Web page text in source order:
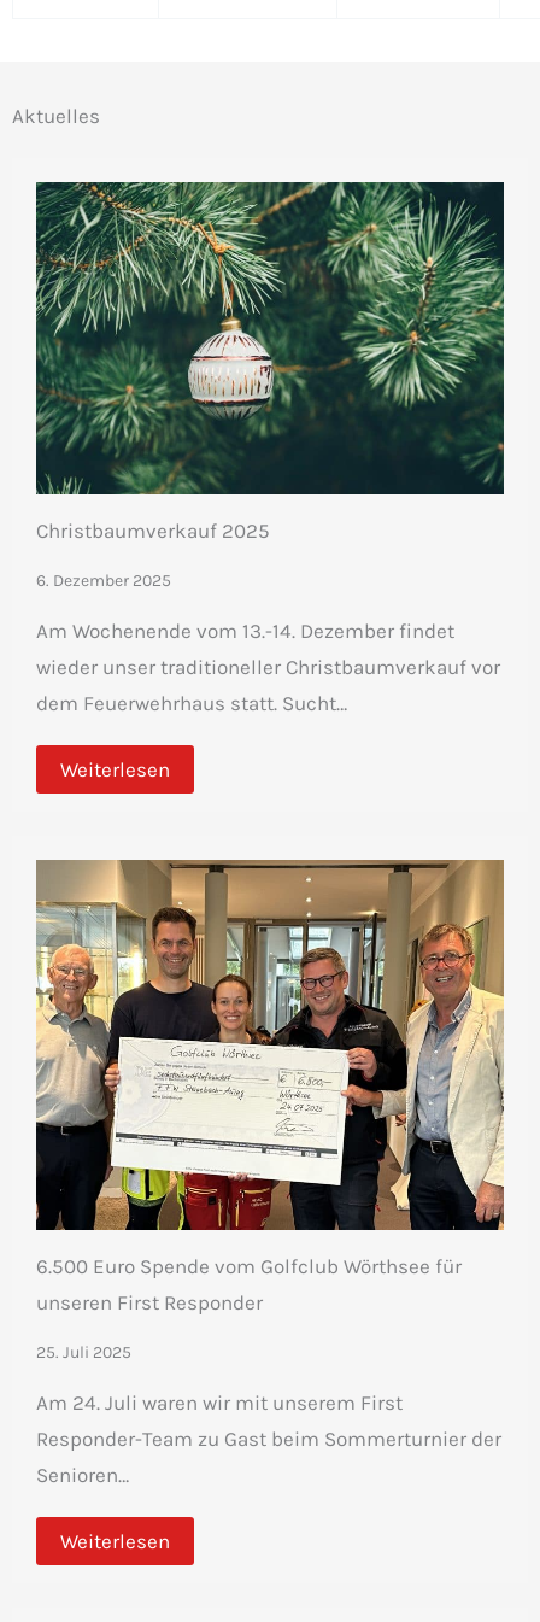
Aktuelles
Christbaumverkauf 2025
6. Dezember 2025
Am Wochenende vom 13.-14. Dezember findet
wieder unser traditioneller Christbaumverkauf vor
dem Feuerwehrhaus statt. Sucht…
Weiterlesen
6.500 Euro Spende vom Golfclub Wörthsee für
unseren First Responder
25. Juli 2025
Am 24. Juli waren wir mit unserem First
Responder-Team zu Gast beim Sommerturnier der
Senioren…
Weiterlesen